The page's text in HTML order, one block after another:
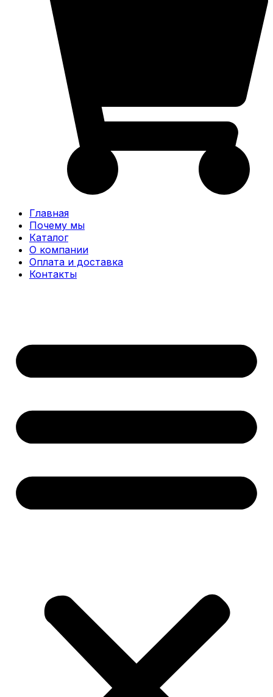
Главная
Почему мы
Каталог
О компании
Оплата и доставка
Контакты